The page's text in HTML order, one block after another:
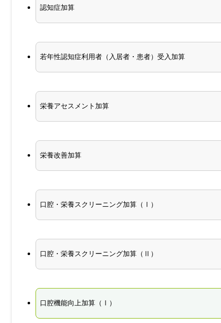
認知症加算
若年性認知症利用者（入居者・患者）受入加算
栄養アセスメント加算
栄養改善加算
口腔・栄養スクリーニング加算（Ⅰ）
口腔・栄養スクリーニング加算（Ⅱ）
口腔機能向上加算（Ⅰ）